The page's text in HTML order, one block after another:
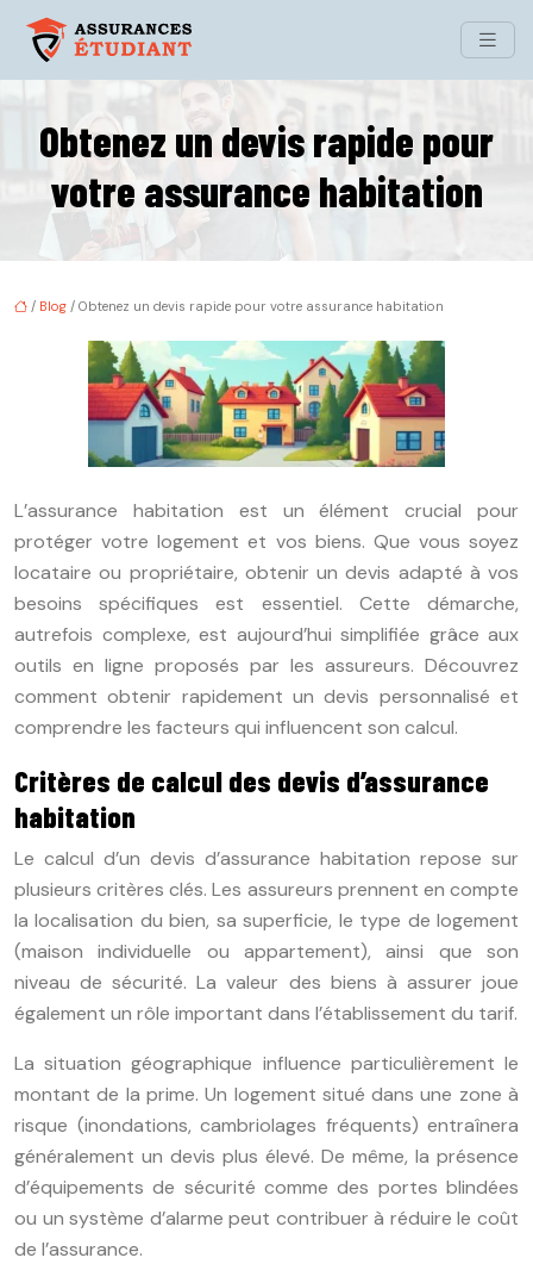
Obtenez un devis rapide pour
votre assurance habitation
/ Blog / Obtenez un devis rapide pour votre assurance habitation
L’assurance habitation est un élément crucial pour
protéger votre logement et vos biens. Que vous soyez
locataire ou propriétaire, obtenir un devis adapté à vos
besoins spécifiques est essentiel. Cette démarche,
autrefois complexe, est aujourd’hui simplifiée grâce aux
outils en ligne proposés par les assureurs. Découvrez
comment obtenir rapidement un devis personnalisé et
comprendre les facteurs qui influencent son calcul.
Critères de calcul des devis d’assurance
habitation
Le calcul d’un devis d’assurance habitation repose sur
plusieurs critères clés. Les assureurs prennent en compte
la localisation du bien, sa superficie, le type de logement
(maison individuelle ou appartement), ainsi que son
niveau de sécurité. La valeur des biens à assurer joue
également un rôle important dans l’établissement du tarif.
La situation géographique influence particulièrement le
montant de la prime. Un logement situé dans une zone à
risque (inondations, cambriolages fréquents) entraînera
généralement un devis plus élevé. De même, la présence
d’équipements de sécurité comme des portes blindées
ou un système d’alarme peut contribuer à réduire le coût
de l’assurance.